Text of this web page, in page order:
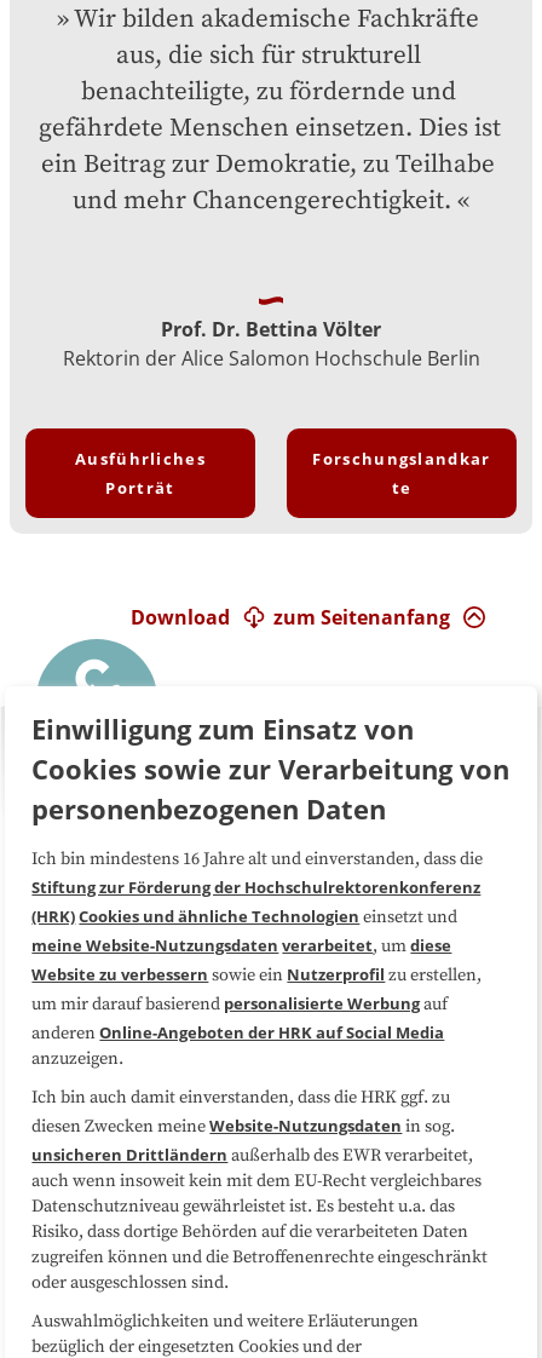
Wir bilden akademische Fachkräfte
aus, die sich für strukturell
benachteiligte, zu fördernde und
gefährdete Menschen einsetzen. Dies ist
ein Beitrag zur Demokratie, zu Teilhabe
und mehr Chancengerechtigkeit.
Prof. Dr. Bettina Völter
Rektorin der Alice Salomon Hochschule Berlin
Ausführliches
Porträt
Forschungslandkar
te
zum Seitenanfang
Download
Über uns FAQ
Medienarbeit Kooperationen
Datenschutzerklärung Impressum
Sitemap
Folgen Sie uns
Einwilligung zum Einsatz von
Cookies sowie zur Verarbeitung von
personenbezogenen Daten
Ich bin mindestens 16 Jahre alt und einverstanden, dass die
Stiftung zur Förderung der Hochschulrektorenkonferenz
(HRK)Cookies und ähnliche Technologien einsetzt und
meine Website-Nutzungsdaten verarbeitet, umdiese
Website zu verbessern sowie ein Nutzerprofil zu erstellen,
um mir darauf basierend personalisierte Werbungauf
anderenOnline-Angeboten der HRK auf Social Media
anzuzeigen.
Ich bin auch damit einverstanden, dass die HRK ggf. zu
diesen Zwecken meineWebsite-Nutzungsdaten in sog.
unsicheren Drittländern außerhalb des EWR verarbeitet,
auch wenn insoweit kein mit dem EU-Recht vergleichbares
Datenschutzniveau gewährleistet ist. Es besteht u.a. das
Risiko, dass dortige Behörden auf die verarbeiteten Daten
zugreifen können und die Betroffenenrechte eingeschränkt
oder ausgeschlossen sind.
Auswahlmöglichkeiten und weitere Erläuterungen
bezüglich der eingesetzten Cookies und der